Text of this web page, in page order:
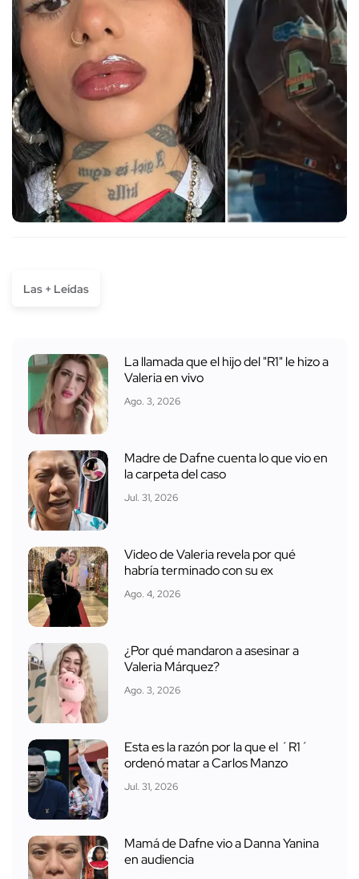
Las + Leídas
La llamada que el hijo del "R1" le hizo a
Valeria en vivo
Ago. 3, 2026
Madre de Dafne cuenta lo que vio en
la carpeta del caso
Jul. 31, 2026
Video de Valeria revela por qué
habría terminado con su ex
Ago. 4, 2026
¿Por qué mandaron a asesinar a
Valeria Márquez?
Ago. 3, 2026
Esta es la razón por la que el ´R1´
ordenó matar a Carlos Manzo
Jul. 31, 2026
Mamá de Dafne vio a Danna Yanina
en audiencia